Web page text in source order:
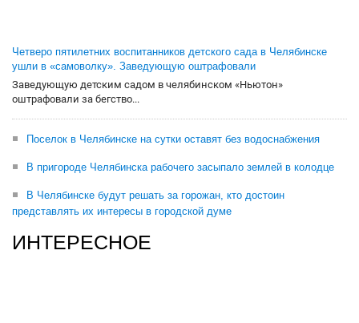
Четверо пятилетних воспитанников детского сада в Челябинске
ушли в «самоволку». Заведующую оштрафовали
Заведующую детским садом в челябинском «Ньютон»
оштрафовали за бегство...
Поселок в Челябинске на сутки оставят без водоснабжения
В пригороде Челябинска рабочего засыпало землей в колодце
В Челябинске будут решать за горожан, кто достоин
представлять их интересы в городской думе
ИНТЕРЕСНОЕ